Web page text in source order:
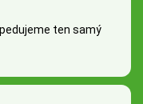
ten samý